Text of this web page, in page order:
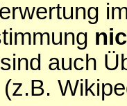
sind auch